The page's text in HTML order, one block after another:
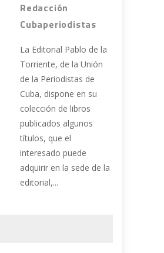
Redacción
Cubaperiodistas
La Editorial Pablo de la
Torriente, de la Unión
de la Periodistas de
Cuba, dispone en su
colección de libros
publicados algunos
títulos, que el
interesado puede
adquirir en la sede de la
editorial,...